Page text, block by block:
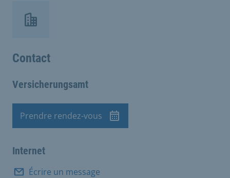
Contact
Versicherungsamt
Rendez-vous
Prendre rendez-vous
Internet
Écrire un message